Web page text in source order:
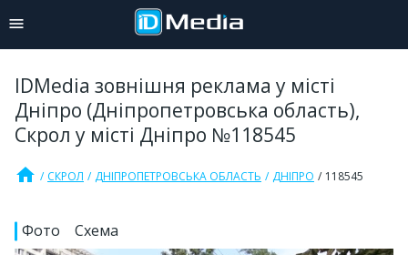
IDMedia зовнішня реклама у місті
Дніпро (Дніпропетровська область),
Скрол у місті Дніпро №118545
home СКРОЛ ДНІПРОПЕТРОВСЬКА ОБЛАСТЬ ДНІПРО 118545
Фото Схема